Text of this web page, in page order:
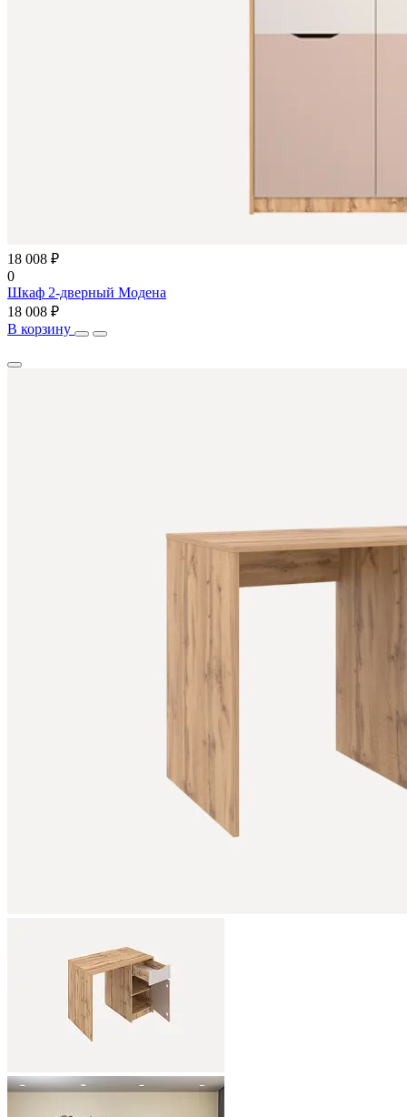
18 008 ₽
0
Шкаф 2-дверный Модена
18 008 ₽
В корзину